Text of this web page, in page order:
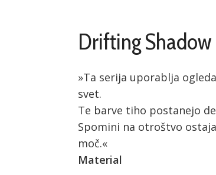
Drifting Shadow
»Ta serija uporablja
svet.
Te barve tiho postanejo
Spomini na otroštvo
moč.«
Material